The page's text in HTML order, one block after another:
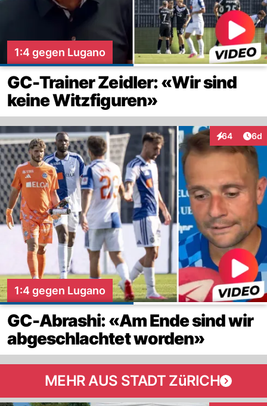
1:4 gegen Lugano
GC-Trainer Zeidler: «Wir sind
keine Witzfiguren»
64
Interaktionen
6d
1:4 gegen Lugano
GC-Abrashi: «Am Ende sind wir
abgeschlachtet worden»
MEHR AUS STADT ZüRICH